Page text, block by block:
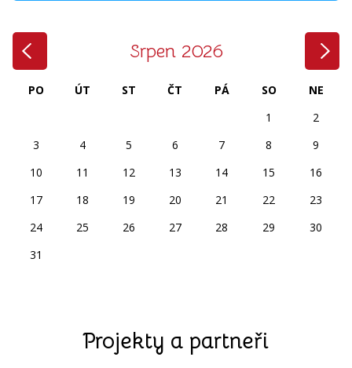
Srpen 2026
PO ÚT ST ČT PÁ SO
NE
1
2
3
4 5 6 7 8
9
10
11 12 13 14 15
16
17
18 19 20 21 22
23
24
25 26 27 28 29
30
31
Projekty a partneři